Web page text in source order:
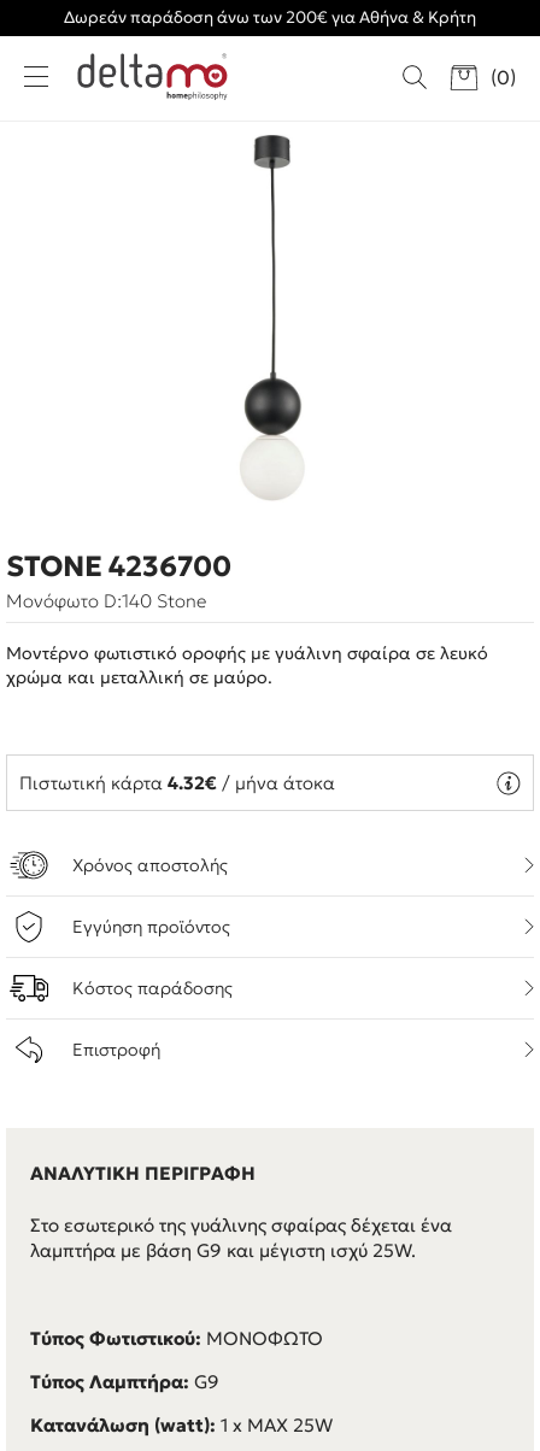
Δωρεάν παράδοση άνω των 200€ για Αθήνα & Κρήτη
(0)
STONE 4236700
Μονόφωτο D:140 Stone
Μοντέρνο φωτιστικό οροφής με γυάλινη σφαίρα σε λευκό
χρώμα και μεταλλική σε μαύρο.
Πιστωτική κάρτα 4.32€ / μήνα άτοκα
Χρόνος αποστολής
Εγγύηση προϊόντος
Κόστος παράδοσης
Επιστροφή
ΑΝΑΛΥΤΙΚΗ ΠΕΡΙΓΡΑΦΗ
Στο εσωτερικό της γυάλινης σφαίρας δέχεται ένα
λαμπτήρα με βάση G9 και μέγιστη ισχύ 25W.
Τύπος Φωτιστικού: ΜΟΝΟΦΩΤΟ
Τύπος Λαμπτήρα: G9
Κατανάλωση (watt): 1 x MAX 25W